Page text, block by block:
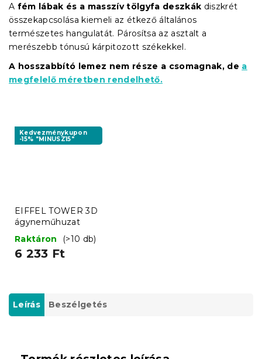
A fém lábak és a masszív tölgyfa deszkák diszkrét
összekapcsolása kiemeli az étkező általános
természetes hangulatát. Párosítsa az asztalt a
merészebb tónusú kárpitozott székekkel.
A hosszabbító lemez nem része a csomagnak, de a
megfelelő méretben rendelhető.
Kedvezménykupon
-15% "MINUSZ15"
EIFFEL TOWER 3D
ágyneműhuzat
Raktáron
(>10 db)
6 233 Ft
Leírás Beszélgetés